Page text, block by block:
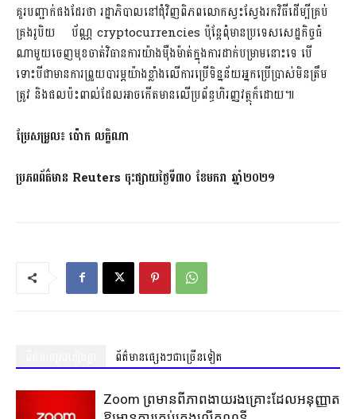
គួរបញ្ជាក់​ផងដែរ​ថា រដ្ឋាភិបាល​នៅ​ជុំវិញ​ពិភពលោក​ស្វះ​ស្វែងរក​វិធី​ដើម្បី​គ្រប់
គ្រង​រូបិយ ប័ណ្ណ cryptocurrencies ប៉ុន្តែ​ពុំមាន​ប្រទេស​សេដ្ឋកិច្ច​ធំ​
ណាមួយ​ចេញមុខ​ចាត់វិធានការ​យ៉ាង​ម៉ឺងម៉ាត់​ក្នុង​ការដាក់​បម្រាម​នោះទេ បើ
ទោះបីជា​មានការ​ព្រួយបារម្ភ​យ៉ាងខ្លាំង​លើ​ការប្រើ​ទិន្នន័យ​អ្នកប្រើប្រាស់​មិន​ត្រឹម
ត្រូវ និង​ផលប៉ះពាល់​ដែល​អាច​កើតមាន​លើ​ប្រព័ន្ធ​ហិរញ្ញវត្ថុ​ក៏ដោយ៕
ប្រែ​សម្រួល៖ ប៉ោក លក្ខិណា
ប្រភពព័ត៌មាន Reuters ចុះផ្សាយ​ថ្ងៃទី៣០ ខែមករា ឆ្នាំ២០២១
ព័ត៌មានផ្សេងៗជាច្រើនទៀត
Zoom ព្រមានពីភាពងាយរងគ្រោះដែលអនុញ្ញាត